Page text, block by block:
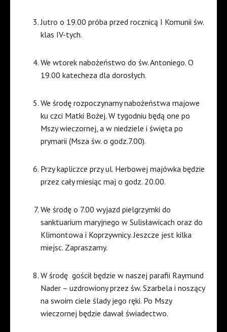
Jutro o 19.00 próba przed rocznicą I Komunii św.
klas IV-tych.
We wtorek nabożeństwo do św. Antoniego. O
19.00 katecheza dla dorosłych.
We środę rozpoczynamy nabożeństwa majowe
ku czci Matki Bożej. W tygodniu będą one po
Mszy wieczornej, a w niedziele i święta po
prymarii (Msza św. o godz.7.00).
Przy kapliczce przy ul. Herbowej majówka będzie
przez cały miesiąc maj o godz. 20.00.
We środę o 7.00 wyjazd pielgrzymki do
sanktuarium maryjnego w Sulisławicach oraz do
Klimontowa i Koprzywnicy. Jeszcze jest kilka
miejsc. Zapraszamy.
W środę gościł będzie w naszej parafii Raymund
Nader – uzdrowiony przez św. Szarbela i noszący
na swoim ciele ślady jego ręki. Po Mszy
wieczornej będzie dawał świadectwo.